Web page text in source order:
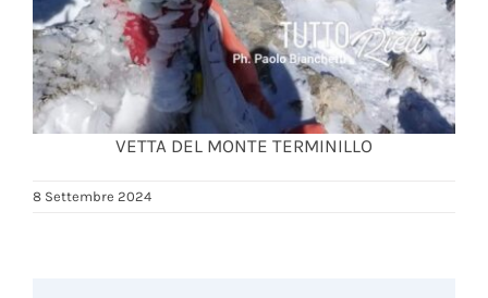
VETTA DEL MONTE TERMINILLO
8 Settembre 2024